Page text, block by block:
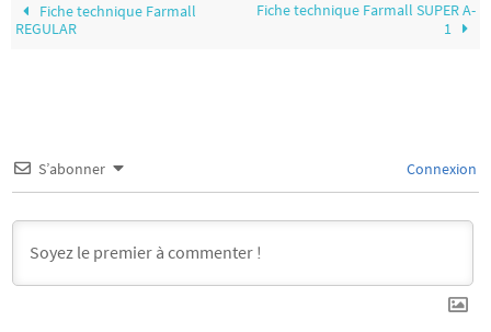
Fiche technique Farmall
REGULAR
Fiche technique Farmall SUPER A-
1
S’abonner Connexion